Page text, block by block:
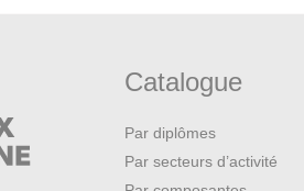
Catalogue
Par diplômes
Par secteurs d’activité